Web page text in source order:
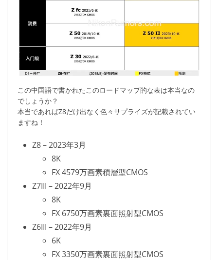
この中国語で書かれたこのロードマップ的な表は本当なの
でしょうか？
本当であればZ8だけ出なく色々サプライズが記載されてい
ますね！
Z8 – 2023年3月
8K
FX 4579万画素積層型CMOS
Z7III – 2022年9月
8K
FX 6750万画素裏面照射型CMOS
Z6III – 2022年9月
6K
FX 3350万画素裏面照射型CMOS